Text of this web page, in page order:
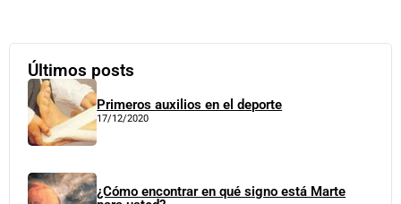
Últimos posts
Primeros auxilios en el deporte
17/12/2020
¿Cómo encontrar en qué signo está Marte